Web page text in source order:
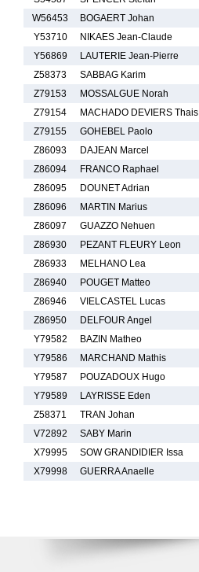
W56453
BOGAERT Johan
Y53710
NIKAES Jean-Claude
Y56869
LAUTERIE Jean-Pierre
Z58373
SABBAG Karim
Z79153
MOSSALGUE Norah
Z79154
MACHADO DEVIERS Thais
Z79155
GOHEBEL Paolo
Z86093
DAJEAN Marcel
Z86094
FRANCO Raphael
Z86095
DOUNET Adrian
Z86096
MARTIN Marius
Z86097
GUAZZO Nehuen
Z86930
PEZANT FLEURY Leon
Z86933
MELHANO Lea
Z86940
POUGET Matteo
Z86946
VIELCASTEL Lucas
Z86950
DELFOUR Angel
Y79582
BAZIN Matheo
Y79586
MARCHAND Mathis
Y79587
POUZADOUX Hugo
Y79589
LAYRISSE Eden
Z58371
TRAN Johan
V72892
SABY Marin
X79995
SOW GRANDIDIER Issa
X79998
GUERRA Anaelle